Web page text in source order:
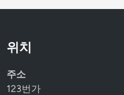
위치
주소
123번가